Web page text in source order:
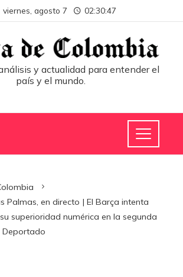
viernes, agosto 7 02:30:48
y actualidad para entender el
país y el mundo.
Palmas, en directo | El Barça intenta
superioridad numérica en la segunda
Deportado